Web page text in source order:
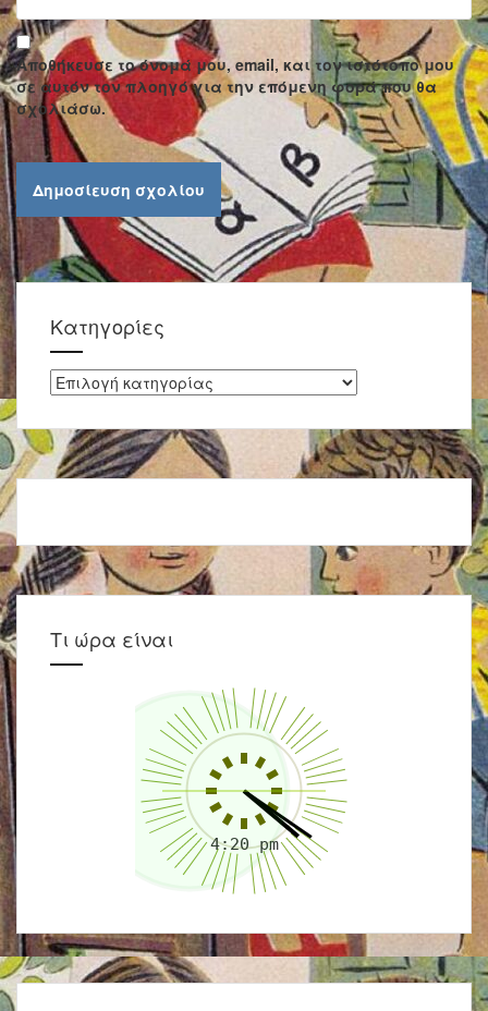
Αποθήκευσε το όνομά μου, email, και τον ιστότοπο μου
σε αυτόν τον πλοηγό για την επόμενη φορά που θα
σχολιάσω.
Kατηγορίες
Kατηγορίες
Τι ώρα είναι